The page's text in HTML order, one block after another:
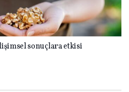
sonuçlara etkisi